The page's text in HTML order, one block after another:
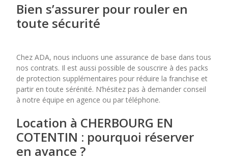
Bien s’assurer pour rouler en
toute sécurité
Chez ADA, nous incluons une assurance de base dans tous
nos contrats. Il est aussi possible de souscrire à des packs
de protection supplémentaires pour réduire la franchise et
partir en toute sérénité. N’hésitez pas à demander conseil
à notre équipe en agence ou par téléphone.
Location à CHERBOURG EN
COTENTIN : pourquoi réserver
en avance ?